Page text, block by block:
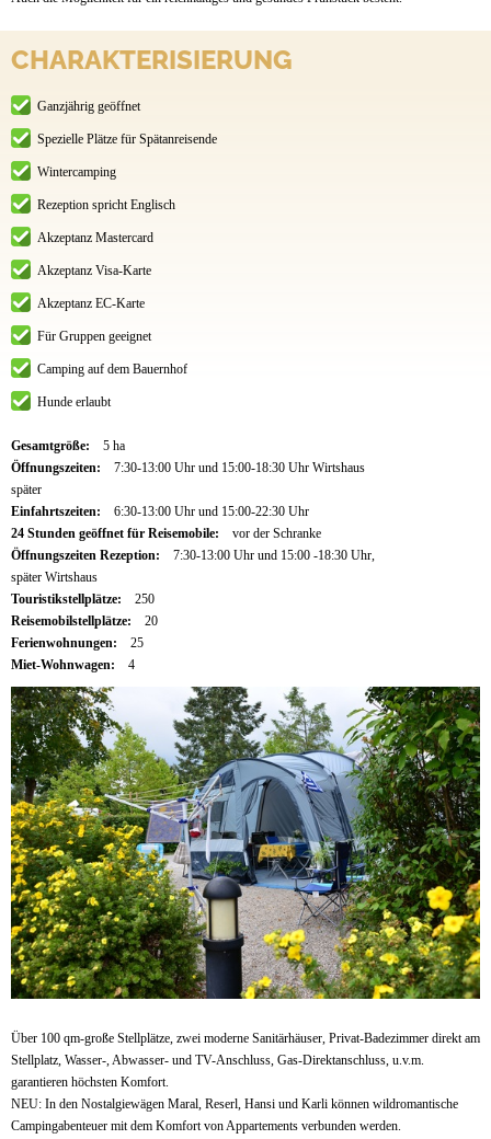
CHARAKTERISIERUNG
Ganzjährig geöffnet
Spezielle Plätze für Spätanreisende
Wintercamping
Rezeption spricht Englisch
Akzeptanz Mastercard
Akzeptanz Visa-Karte
Akzeptanz EC-Karte
Für Gruppen geeignet
Camping auf dem Bauernhof
Hunde erlaubt
Gesamtgröße:
5 ha
Öffnungszeiten:
7:30-13:00 Uhr und 15:00-18:30 Uhr Wirtshaus
später
Einfahrtszeiten:
6:30-13:00 Uhr und 15:00-22:30 Uhr
24 Stunden geöffnet für Reisemobile:
vor der Schranke
Öffnungszeiten Rezeption:
7:30-13:00 Uhr und 15:00 -18:30 Uhr,
später Wirtshaus
Touristikstellplätze:
250
Reisemobilstellplätze:
20
Ferienwohnungen:
25
Miet-Wohnwagen:
4
Über 100 qm-große Stellplätze, zwei moderne Sanitärhäuser, Privat-Badezimmer direkt am
Stellplatz, Wasser-, Abwasser- und TV-Anschluss, Gas-Direktanschluss, u.v.m.
garantieren höchsten Komfort.
NEU: In den Nostalgiewägen Maral, Reserl, Hansi und Karli können wildromantische
Campingabenteuer mit dem Komfort von Appartements verbunden werden.